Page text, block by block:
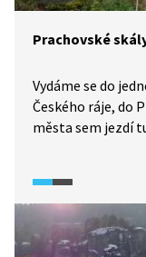
Prachovské
Vydáme se do
Českého ráje, do
města sem jezdí
součástí CHKO
svého druhu v